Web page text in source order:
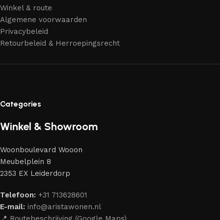
Winkel & route
Algemene voorwaarden
Privacybeleid
Retourbeleid & Herroepingsrecht
Categories
Winkel & Showroom
Woonboulevard Wooon
Meubelplein 8
2353 EX Leiderdorp
Telefoon: +31 713628601
E-mail: info@aristawonen.nl